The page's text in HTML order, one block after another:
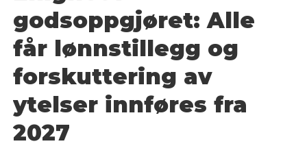
godsoppgjøret: Alle
får lønnstillegg og
forskuttering av
ytelser innføres fra
2027